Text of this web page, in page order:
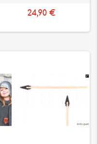
24,90 €